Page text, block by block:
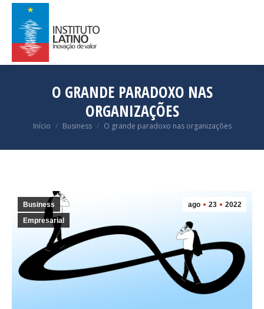
O GRANDE PARADOXO NAS
ORGANIZAÇÕES
Você está aqui:
Início Business O grande paradoxo nas organizações
ago 23 2022
Business
Empresarial